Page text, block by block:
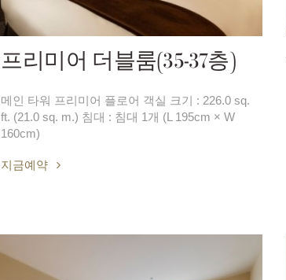
프리미어 더블룸(35-37층)
메인 타워 프리미어 플로어 객실 크기 : 226.0 sq.
ft. (21.0 sq. m.) 침대 : 침대 1개 (L 195cm × W
160cm)
지금예약